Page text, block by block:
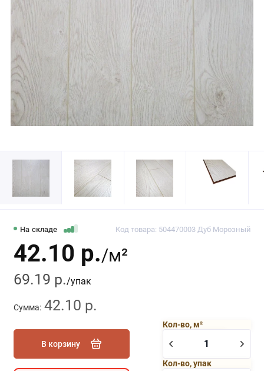
На складе Код товара: 504470003 Дуб Морозный
42.10 р./м²
69.19 р./упак
Сумма: 42.10 р.
В корзину
Кол-во, м²
Кол-во, упак